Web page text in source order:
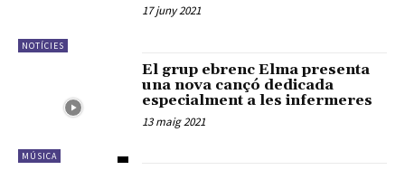
NOTÍCIES
17 juny 2021
MÚSICA
El grup ebrenc Elma presenta
una nova cançó dedicada
especialment a les infermeres
13 maig 2021